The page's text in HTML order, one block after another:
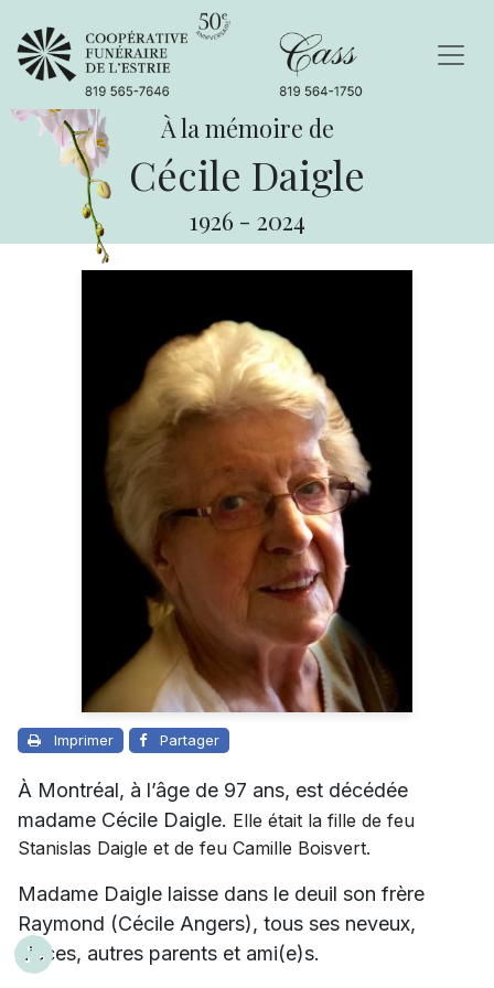
À la mémoire de
Cécile Daigle
1926 - 2024
Imprimer Partager
À Montréal, à l’âge de 97 ans, est décédée
madame Cécile Daigle. Elle était la fille de feu
Stanislas Daigle et de feu Camille Boisvert.
Madame Daigle laisse dans le deuil son frère
Raymond (Cécile Angers), tous ses neveux,
nièces, autres parents et ami(e)s.